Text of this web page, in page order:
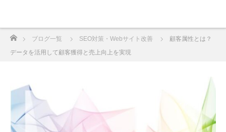
ブログ一覧 SEO対策・Webサイト改善
顧客属性とは？
データを活用して顧客獲得と売上向上を実現